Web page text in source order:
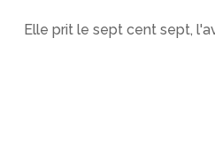
Elle prit le sept cent sept,